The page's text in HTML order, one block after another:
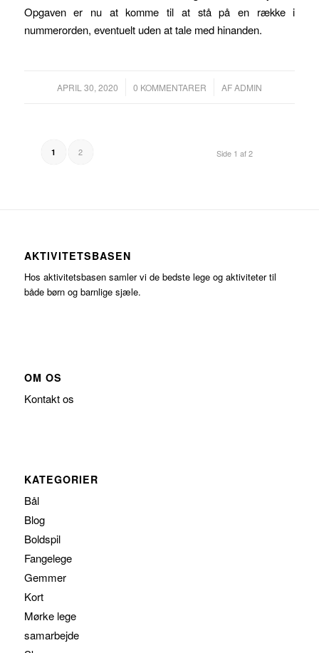
Opgaven er nu at komme til at stå på en række i
nummerorden, eventuelt uden at tale med hinanden.
APRIL 30, 2020
/ 0 KOMMENTARER
/ AFADMIN
Side 1 af 2
1 2
AKTIVITETSBASEN
Hos aktivitetsbasen samler vi de bedste lege og aktiviteter til
både børn og barnlige sjæle.
OM OS
Kontakt os
KATEGORIER
Bål
Blog
Boldspil
Fangelege
Gemmer
Kort
Mørke lege
samarbejde